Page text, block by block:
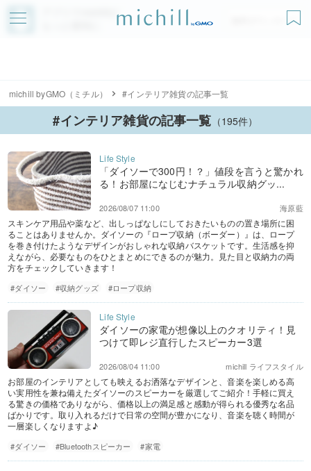
アプリでmichillが
無料ダウンロード
michill byGMO（ミチル） #インテリア雑貨の記事一覧
#インテリア雑貨の記事一覧 （195件）
「ダイソーで300円！？」値段を言うと驚かれ
る！お部屋になじむナチュラル収納グッ...
海原藍
2026/08/07 11:00
スキンケア用品や薬など、出しっぱなしにしておきたいものの置き場所に困
ることはありませんか。ダイソーの『ロープ収納（ボーダー）』は、ロープ
を巻き付けたようなデザインがおしゃれな収納バスケットです。生活感を抑
えながら、必要なものをひとまとめにできるのが魅力。見た目と収納力の両
方をチェックしていきます！
#ダイソー #収納グッズ #ロープ収納
ダイソーの家電が想像以上のクオリティ！見
つけて即レジ直行したスピーカー3選
michill ライフスタイル
2026/08/04 11:00
お部屋のインテリアとしても映えるお洒落なデザインと、音楽を楽しめる高
い実用性を兼ね備えたダイソーのスピーカーを厳選してご紹介！手軽に買え
る驚きの価格でありながら、価格以上の満足感と感動が得られる優秀な名品
ばかりです。取り入れるだけで日常の空間が豊かになり、音楽を聴く時間が
一層楽しくなりますよ♪
#ダイソー #Bluetoothスピーカー #家電